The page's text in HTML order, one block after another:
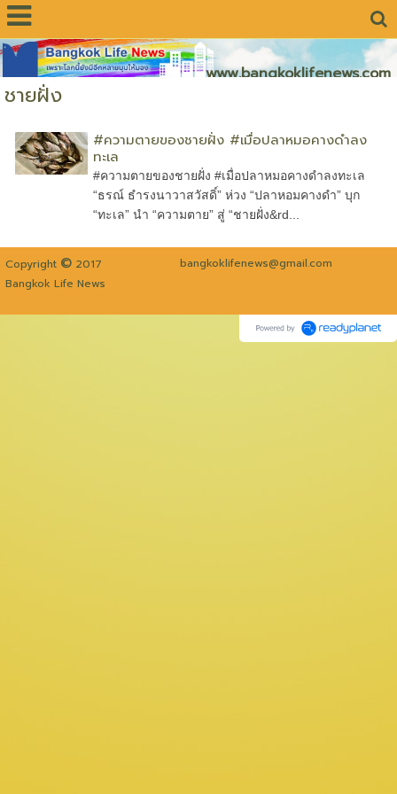
www.bangkoklifenews.com
ชายฝั่ง
#ความตายของชายฝั่ง #เมื่อปลาหมอคางดำลง
ทะเล
#ความตายของชายฝั่ง #เมื่อปลาหมอคางดำลงทะเล
“ธรณ์ ธำรงนาวาสวัสดิ์” ห่วง “ปลาหอมคางดำ” บุก
“ทะเล” นำ “ความตาย” สู่ “ชายฝั่ง&rd...
Copyright © 2017
bangkoklifenews@gmail.com
Bangkok Life News